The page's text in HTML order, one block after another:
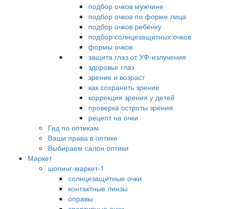
подбор очков мужчине
подбор очков по форме лица
подбор очков ребёнку
подбор солнцезащитных очков
формы очков
защита глаз от УФ-излучения
здоровье глаз
зрение и возраст
как сохранить зрение
коррекция зрения у детей
проверка остроты зрения
рецепт на очки
Гид по оптикам
Ваши права в оптике
Выбираем салон оптики
Маркет
шопинг-маркет-1
солнцезащитные очки
контактные линзы
оправы